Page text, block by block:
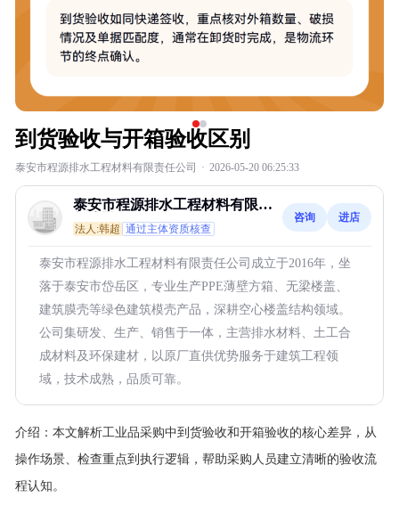
到货验收与开箱验收区别
泰安市程源排水工程材料有限责任公司 · 2026-05-20 06:25:33
泰安市程源排水工程材料有限责
任公司
法人:韩超 通过主体资质核查
咨询 进店
泰安市程源排水工程材料有限责任公司成立于2016年，坐
落于泰安市岱岳区，专业生产PPE薄壁方箱、无梁楼盖、
建筑膜壳等绿色建筑模壳产品，深耕空心楼盖结构领域。
公司集研发、生产、销售于一体，主营排水材料、土工合
成材料及环保建材，以原厂直供优势服务于建筑工程领
域，技术成熟，品质可靠。
介绍： 本文解析工业品采购中到货验收和开箱验收的核心差异，从
操作场景、检查重点到执行逻辑，帮助采购人员建立清晰的验收流
程认知。